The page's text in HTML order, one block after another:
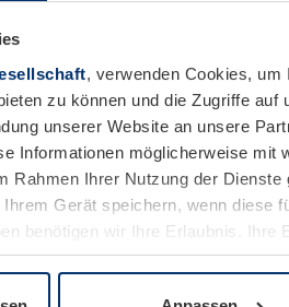
, verwenden Cookies, um
zu können und die Zugriffe
unserer Website an unsere
Informationen möglicherweise mit
Rahmen Ihrer Nutzung der Dienste
Gerät speichern, wenn diese
benötigen wir Ihre Erlaubnis. Ihre
unserer Website